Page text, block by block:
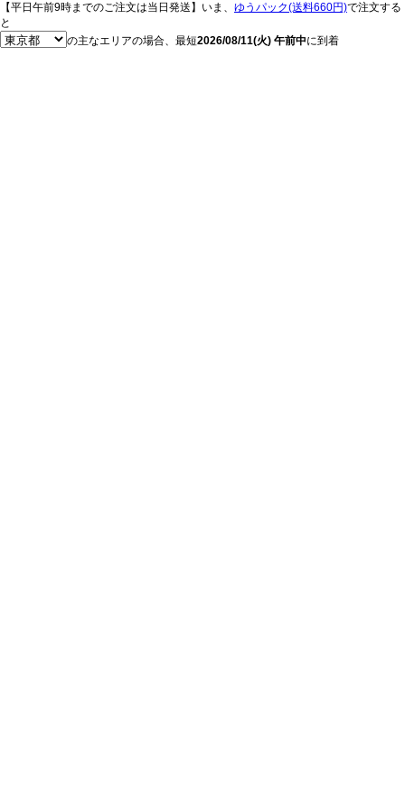
【平日午前9時までのご注文は当日発送】いま、 ゆうパック(送料660円)で注文する
と
の主なエリアの場合、最短2026/08/11(火) 午前中に到着